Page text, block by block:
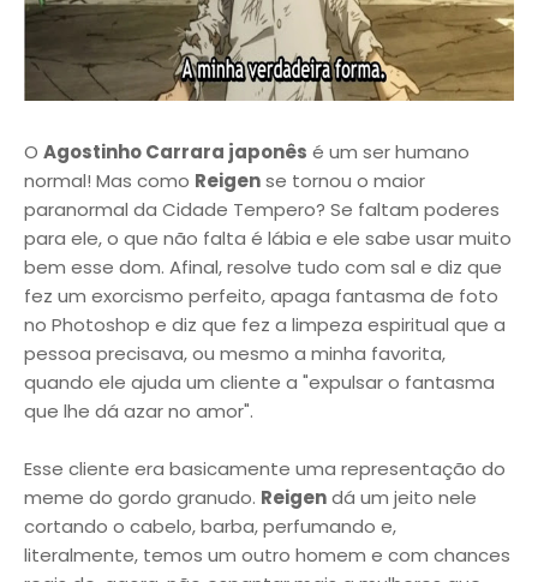
O Agostinho Carrara japonês é um ser humano
normal! Mas como Reigense tornou o maior
paranormal da Cidade Tempero? Se faltam poderes
para ele, o que não falta é lábia e ele sabe usar muito
bem esse dom. Afinal, resolve tudo com sal e diz que
fez um exorcismo perfeito, apaga fantasma de foto
no Photoshop e diz que fez a limpeza espiritual que a
pessoa precisava, ou mesmo a minha favorita,
quando ele ajuda um cliente a "expulsar o fantasma
que lhe dá azar no amor".
Esse cliente era basicamente uma representação do
meme do gordo granudo. Reigendá um jeito nele
cortando o cabelo, barba, perfumando e,
literalmente, temos um outro homem e com chances